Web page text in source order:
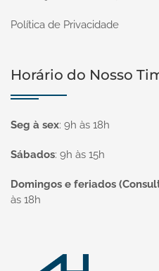
Política de Privacidade
Horário do Nosso
Seg à sex: 9h às 18h
Sábados: 9h às 15h
Domingos e feriados
às 18h